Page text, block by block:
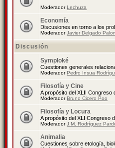
ModeradorLechuza
Economía
Discusiones en torno a los
ModeradorJavier Delgado
Discusión
Symploké
Cuestiones generales
ModeradorPedro Insua
Filosofía y Cine
A propósito del XLII Congreso
ModeradorBruno Cicero Poo
Filosofía y Locura
A propósito del XLI Congreso
ModeradorJ.M. Rodríguez
Animalia
Cuestiones sobre etología,